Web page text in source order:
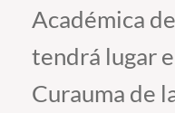
Estudiantes
Académica
tendrá lugar
Curauma de